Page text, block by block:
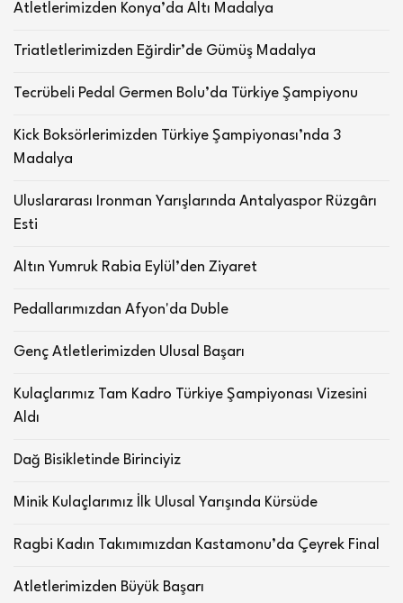
Atletlerimizden Konya’da Altı Madalya
Triatletlerimizden Eğirdir’de Gümüş Madalya
Tecrübeli Pedal Germen Bolu’da Türkiye Şampiyonu
Kick Boksörlerimizden Türkiye Şampiyonası’nda 3
Madalya
Uluslararası Ironman Yarışlarında Antalyaspor Rüzgârı
Esti
Altın Yumruk Rabia Eylül’den Ziyaret
Pedallarımızdan Afyon'da Duble
Genç Atletlerimizden Ulusal Başarı
Kulaçlarımız Tam Kadro Türkiye Şampiyonası Vizesini
Aldı
Dağ Bisikletinde Birinciyiz
Minik Kulaçlarımız İlk Ulusal Yarışında Kürsüde
Ragbi Kadın Takımımızdan Kastamonu’da Çeyrek Final
Atletlerimizden Büyük Başarı